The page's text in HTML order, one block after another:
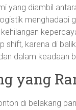
yang diambil
menghadapi
shift, karena di
dalam keadaan
yang
di belakang